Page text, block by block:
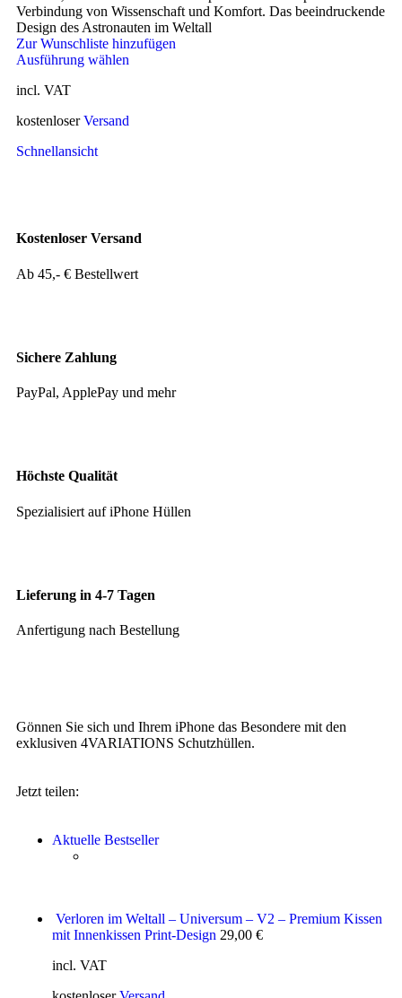
Verbindung von Wissenschaft und Komfort. Das beeindruckende
Design des Astronauten im Weltall
Zur Wunschliste hinzufügen
Ausführung wählen
incl. VAT
kostenloserVersand
Schnellansicht
Kostenloser Versand
Ab 45,- € Bestellwert
Sichere Zahlung
PayPal, ApplePay und mehr
Höchste Qualität
Spezialisiert auf iPhone Hüllen
Lieferung in 4-7 Tagen
Anfertigung nach Bestellung
Gönnen Sie sich und Ihrem iPhone das Besondere mit den
exklusiven 4VARIATIONS Schutzhüllen.
Jetzt teilen:
Aktuelle Bestseller
Verloren im Weltall – Universum – V2 – Premium Kissen
mit Innenkissen Print-Design 29,00 €
incl. VAT